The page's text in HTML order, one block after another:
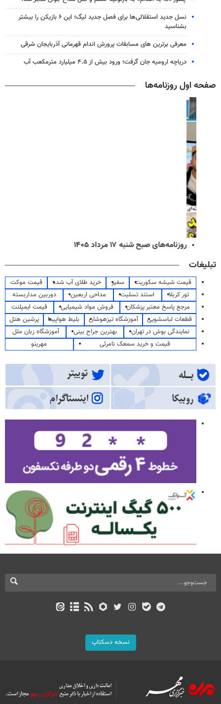
نسل جدید استقلالی‌ها برای فصل جدید لیگ؛ این ۶ بازیکن را بیشتر
بشناسید
معرفی برترین های مسابقات پرورش اندام قهرمانی آذربایجان شرقی
دریاچه ارومیه جان گرفت؛ ورود بیش از ۴.۵ میلیارد مترمکعب آب
صفحه اول روزنامه‌ها
روزنامه‌های صبح شنبه ۱۷ مرداد ۱۴۰۵
تبلیغات
قیمت شیشه سکوریت سفیر خرید طلای آب شده
قیمت موکت
تور کربلا
استند تسلیت مداحی اربعین
دوربین مداربسته
مرجع پاسخ معتبر پزشکان
فروش مواد شیمیایی
قیمت ایمپلنت
قطعات لباسشویی
آموزشگاه تیزهوشان بلیط هواپیما
پرشین هتل
نمایندگی بوش در تهران
بهترین جراح بینی
آموزشگاه زبان ملل
قیمت و خرید سمعک نامرئی
مهرینو
نسخه دسکتاپ